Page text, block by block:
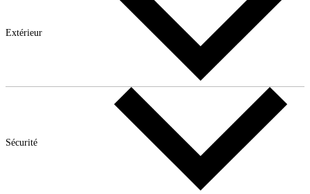
Extérieur
Sécurité